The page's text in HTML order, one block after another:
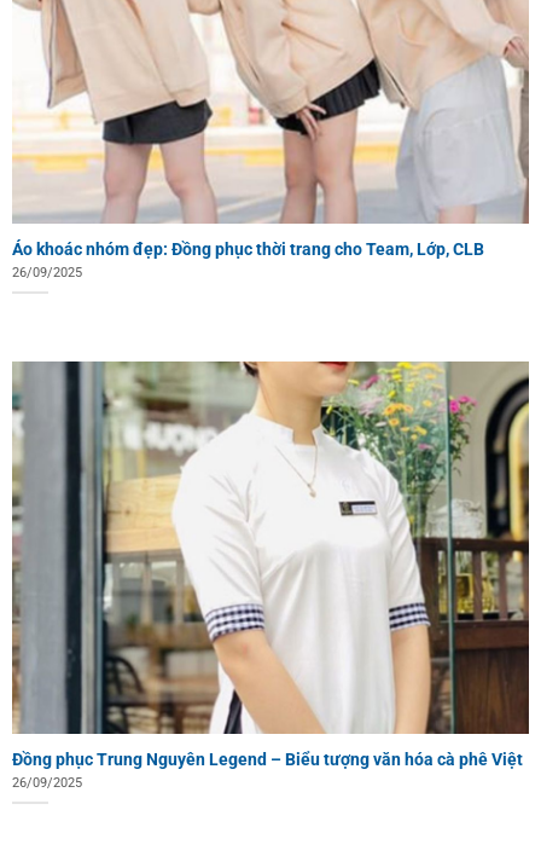
Áo khoác nhóm đẹp: Đồng phục thời trang cho Team, Lớp, CLB
26/09/2025
Đồng phục Trung Nguyên Legend – Biểu tượng văn hóa cà phê Việt
26/09/2025